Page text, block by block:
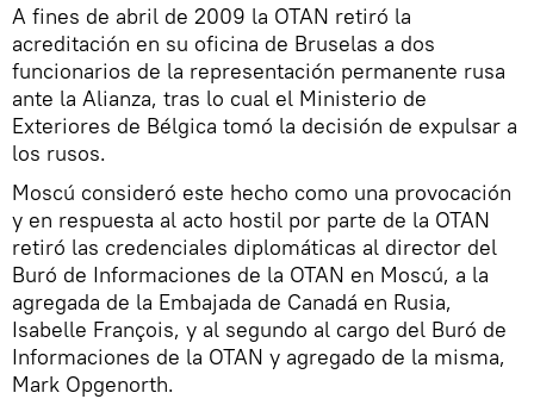
A fines de abril de 2009 la OTAN retiró la
acreditación en su oficina de Bruselas a dos
funcionarios de la representación permanente rusa
ante la Alianza, tras lo cual el Ministerio de
Exteriores de Bélgica tomó la decisión de expulsar a
los rusos.
Moscú consideró este hecho como una provocación
y en respuesta al acto hostil por parte de la OTAN
retiró las credenciales diplomáticas al director del
Buró de Informaciones de la OTAN en Moscú, a la
agregada de la Embajada de Canadá en Rusia,
Isabelle François, y al segundo al cargo del Buró de
Informaciones de la OTAN y agregado de la misma,
Mark Opgenorth.